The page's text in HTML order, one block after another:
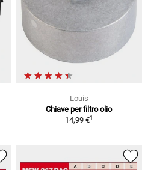
Louis
Chiave per filtro olio
14,99 €1